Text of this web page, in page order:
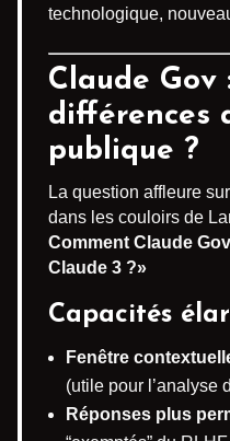
technologique,
Claude Gov
différences
publique ?
La question affleure
dans les couloirs de
Comment Claude
Claude 3 ?»
Capacités
Fenêtre
(utile pour l’analyse
Réponses plus